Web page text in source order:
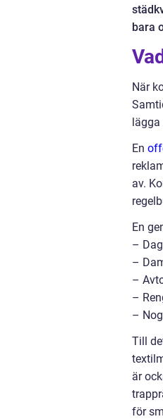
bara
När
lägga
En
av.
En
–
–
–
–
–
Till
är
för